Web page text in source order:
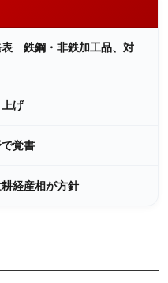
表 鉄鋼・非鉄加工品、対
げ
覚書
経産相が方針